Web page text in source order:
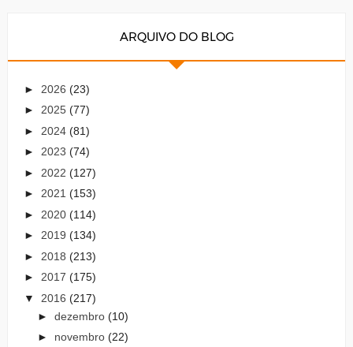
ARQUIVO DO BLOG
► 2026 (23)
► 2025 (77)
► 2024 (81)
► 2023 (74)
► 2022 (127)
► 2021 (153)
► 2020 (114)
► 2019 (134)
► 2018 (213)
► 2017 (175)
▼ 2016 (217)
► dezembro (10)
► novembro (22)